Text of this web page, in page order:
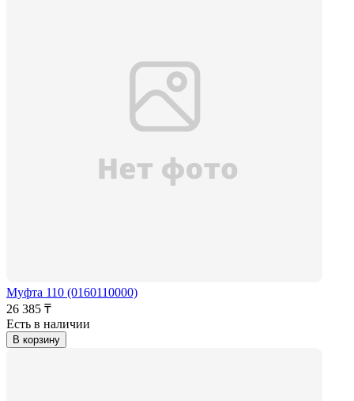
Муфта 110 (0160110000)
26 385 ₸
Есть в наличии
В корзину